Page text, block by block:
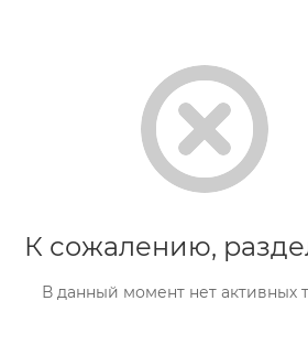
К сожалению,
В данный момент нет активных